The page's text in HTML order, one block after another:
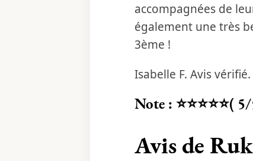
accompagnées de
également une très
3ème !
Isabelle F. Avis vérifié.
Note : ⭐⭐⭐⭐⭐(
Avis de